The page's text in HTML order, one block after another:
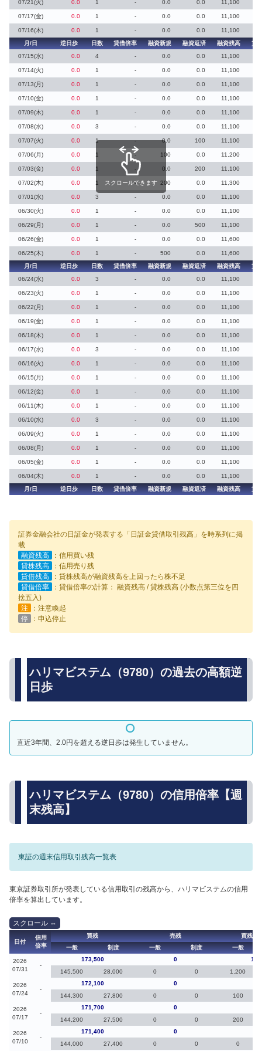
07/21(火) 0.0 1 - 0.0 0.0 11,100
07/17(金) 0.0 1 - 0.0 0.0 11,100
07/16(木) 0.0 1 - 0.0 0.0
11,100
月/日
逆日歩 日数 貸借倍率 融資新規 融資返済 融資残高
貸
07/15(水)
0.0 4 - 0.0 0.0 11,100
07/14(火) 0.0 1 - 0.0 0.0 11,100
07/13(月) 0.0 1 - 0.0 0.0 11,100
07/10(金) 0.0 1 - 0.0 0.0 11,100
07/09(木) 0.0 1 - 0.0 0.0 11,100
07/08(水) 0.0 3 - 0.0 0.0 11,100
07/07(火) 0.0 1 - 0.0 100 11,100
07/06(月) 0.0 1 - 100 0.0 11,200
07/03(金) 0.0 1 - 0.0 200 11,100
07/02(木) 0.0 1 - 200 0.0 11,300
07/01(水) 0.0 3 - 0.0 0.0 11,100
06/30(火) 0.0 1 - 0.0 0.0 11,100
06/29(月) 0.0 1 - 0.0 500 11,100
06/26(金) 0.0 1 - 0.0 0.0 11,600
06/25(木) 0.0 1 - 500 0.0
11,600
月/日
逆日歩 日数 貸借倍率 融資新規 融資返済 融資残高
貸
06/24(水)
0.0 3 - 0.0 0.0 11,100
06/23(火) 0.0 1 - 0.0 0.0 11,100
06/22(月) 0.0 1 - 0.0 0.0 11,100
06/19(金) 0.0 1 - 0.0 0.0 11,100
06/18(木) 0.0 1 - 0.0 0.0 11,100
06/17(水) 0.0 3 - 0.0 0.0 11,100
06/16(火) 0.0 1 - 0.0 0.0 11,100
06/15(月) 0.0 1 - 0.0 0.0 11,100
06/12(金) 0.0 1 - 0.0 0.0 11,100
06/11(木) 0.0 1 - 0.0 0.0 11,100
06/10(水) 0.0 3 - 0.0 0.0 11,100
06/09(火) 0.0 1 - 0.0 0.0 11,100
06/08(月) 0.0 1 - 0.0 0.0 11,100
06/05(金) 0.0 1 - 0.0 0.0 11,100
06/04(木) 0.0 1 - 0.0 0.0
11,100
月/日
逆日歩 日数 貸借倍率 融資新規 融資返済 融資残高 貸
スクロールできます
証券金融会社の日証金が発表する「日証金貸借取引残高」を時系列に掲
載
融資残高
：信用買い残
貸株残高
：信用売り残
貸借残高
：貸株残高が融資残高を上回ったら株不足
貸借倍率
：貸借倍率の計算： 融資残高 / 貸株残高 (小数点第三位を四
捨五入)
注
：注意喚起
停
：申込停止
ハリマビステム（9780）の過去の高額逆
日歩
直近3年間、2.0円を超える逆日歩は発生していません。
ハリマビステム（9780）の信用倍率【週
末残高】
東証の週末信用取引残高一覧表
東京証券取引所が発表している信用取引の残高から、ハリマビステムの信用
倍率を算出しています。
日付
信用
倍率
買残 売残
買残（
一般
制度 一般 制度 一般
2026
07/31
-
173,500 0
145,500
28,000 0 0 1,200
2026
07/24
-
172,100 0
144,300
27,800 0 0 100
2026
07/17
-
171,700 0
144,200
27,500 0 0 200
2026
07/10
-
171,400 0
144,000
27,400 0 0 0